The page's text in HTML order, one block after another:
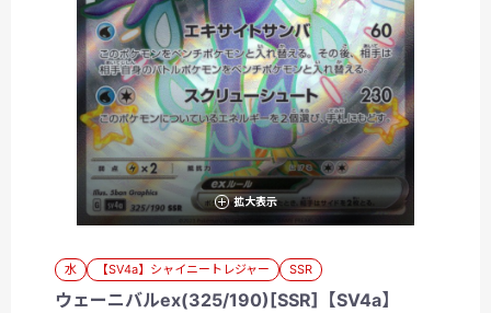
拡大表示
水 【SV4a】シャイニートレジャー SSR
ウェーニバルex(325/190)[SSR]【SV4a】